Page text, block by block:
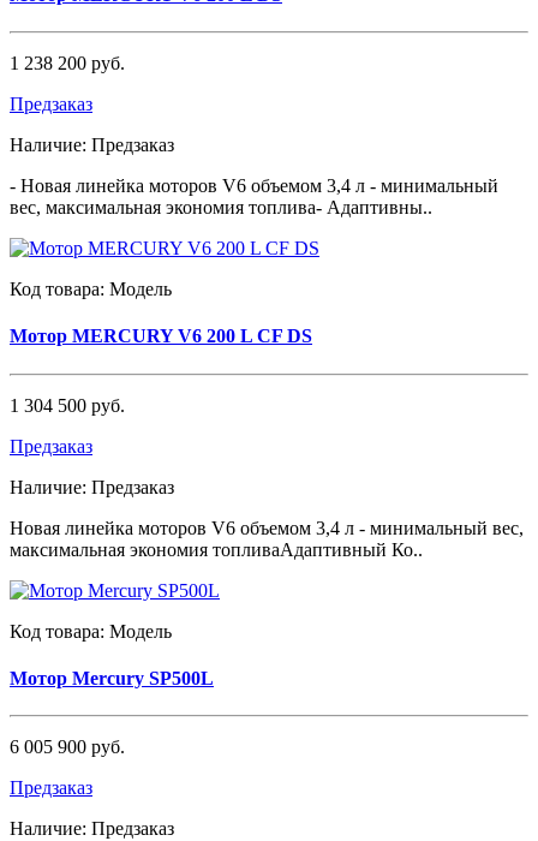
1 238 200 руб.
Предзаказ
Наличие: Предзаказ
- Новая линейка моторов V6 объемом 3,4 л - минимальный
вес, максимальная экономия топлива- Адаптивны..
Код товара: Модель
Мотор MERCURY V6 200 L CF DS
1 304 500 руб.
Предзаказ
Наличие: Предзаказ
Новая линейка моторов V6 объемом 3,4 л - минимальный вес,
максимальная экономия топливаАдаптивный Ко..
Код товара: Модель
Мотор Mercury SP500L
6 005 900 руб.
Предзаказ
Наличие: Предзаказ